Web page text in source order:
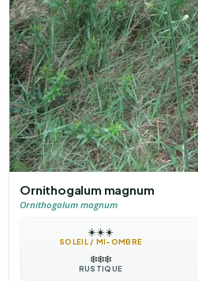
Ornithogalum magnum
Ornithogalum magnum
☀️☀️☀️
SOLEIL / MI-OMBRE
❄️❄️❄️
RUSTIQUE